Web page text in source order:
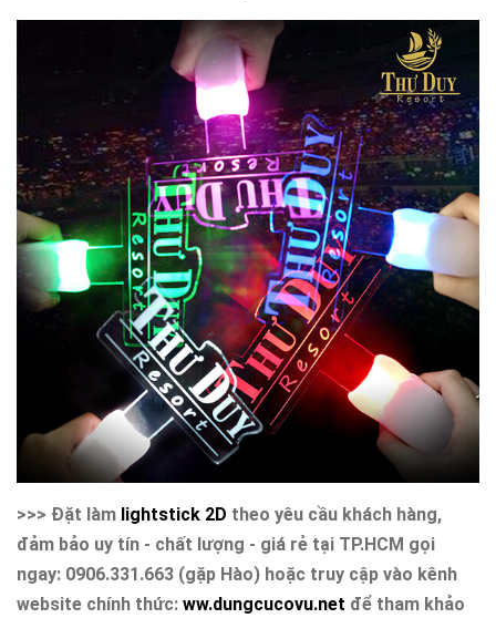
>>> Đặt làm lightstick 2D theo yêu cầu khách hàng,
đảm bảo uy tín - chất lượng - giá rẻ tại TP.HCM gọi
ngay: 0906.331.663 (gặp Hào) hoặc truy cập vào kênh
website chính thức: ww.dungcucovu.net để tham khảo